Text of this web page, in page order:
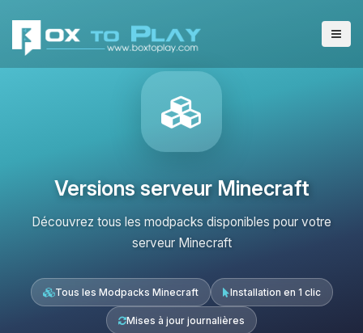
Versions serveur Minecraft
Découvrez tous les modpacks disponibles pour votre
serveur Minecraft
Tous les Modpacks Minecraft Installation en 1 clic
Mises à jour journalières